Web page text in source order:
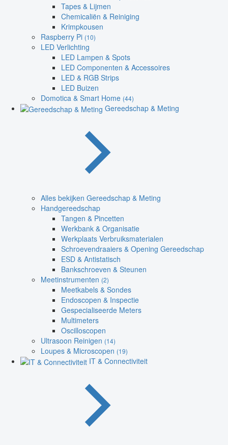
Tapes & Lijmen
Chemicaliën & Reiniging
Krimpkousen
Raspberry Pi (10)
LED Verlichting
LED Lampen & Spots
LED Componenten & Accessoires
LED & RGB Strips
LED Buizen
Domotica & Smart Home (44)
Gereedschap & Meting
Alles bekijken Gereedschap & Meting
Handgereedschap
Tangen & Pincetten
Werkbank & Organisatie
Werkplaats Verbruiksmaterialen
Schroevendraaiers & Opening Gereedschap
ESD & Antistatisch
Bankschroeven & Steunen
Meetinstrumenten (2)
Meetkabels & Sondes
Endoscopen & Inspectie
Gespecialiseerde Meters
Multimeters
Oscilloscopen
Ultrasoon Reinigen (14)
Loupes & Microscopen (19)
IT & Connectiviteit